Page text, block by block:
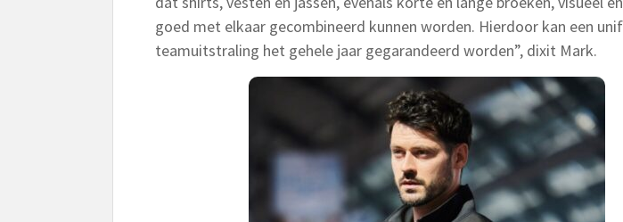
goed met elkaar gecombineerd kunnen worden. Hierdoor kan een
teamuitstraling het gehele jaar gegarandeerd worden”, dixit Mark.